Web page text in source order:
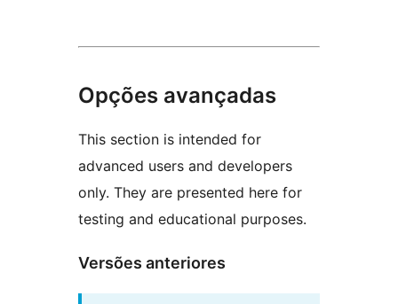
Opções avançadas
This section is intended for
advanced users and developers
only. They are presented here for
testing and educational purposes.
Versões anteriores